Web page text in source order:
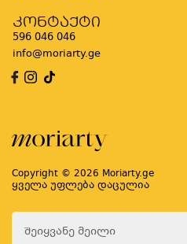
კონტაქტი
596 046 046
info@moriarty.ge
Copyright © 2026 Moriarty.ge
ყველა უფლება დაცულია